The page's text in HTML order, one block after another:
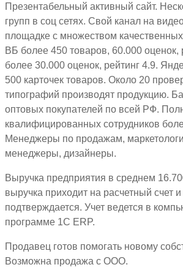
Презентабельный активный сайт.
групп в соц сетях. Свой канал на
площадке с множеством
ВБ более 450 товаров, 60.000 оценок,
более 30.000 оценок, рейтинг 4.9.
500 карточек товаров. Около 20
типографий производят продукцию.
оптовых покупателей по всей РФ.
квалифицированных сотрудников
Менеджеры по продажам,
менеджеры, дизайнеры.
Выручка предприятия в среднем
выручка приходит на расчетный счет
подтверждается. Учет ведется в
программе 1С ЕRP.
Продавец готов помогать новому
Возможна продажа с ООО.